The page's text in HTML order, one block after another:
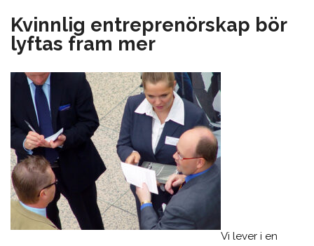
Kvinnlig entreprenörskap bör
lyftas fram mer
Vi lever i en